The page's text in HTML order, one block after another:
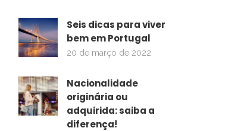
Seis dicas para viver
bem em Portugal
20 de março de 2022
Nacionalidade
originária ou
adquirida: saiba a
diferença!